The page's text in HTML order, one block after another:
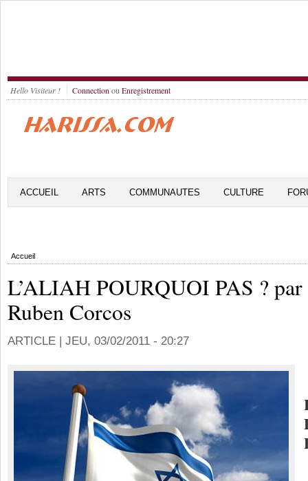
Hello Visiteur ! Connection ou Enregistrement
ACCUEIL ARTS COMMUNAUTES CULTURE
Accueil
L’ALIAH POURQUOI PAS ? par
Ruben Corcos
ARTICLE | JEU, 03/02/2011 - 20:27